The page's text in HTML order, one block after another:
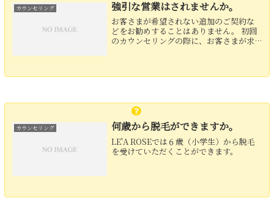
カウンセリング 強引な営業はされませんか。
お客さまが希望されない追加のご契約な
どをお勧めすることはありません。 初回
のカウンセリングの際に、お客さまが求
ざいましたら、お気軽...
カウンセリング 何歳から脱毛ができますか。
LE'A ROSEでは６歳（小学生）から脱毛
を受けていただくことができます。